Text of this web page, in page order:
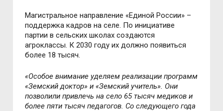
Магистральное направление «Единой России» –
поддержка кадров на селе. По инициативе
партии в сельских школах создаются
агроклассы. К 2030 году их должно появиться
более 18 тысяч.
«Особое внимание уделяем реализации программ
«Земский доктор» и «Земский учитель». Они
позволили привлечь на село 65 тысяч медиков и
более пяти тысяч педагогов. Со следующего года